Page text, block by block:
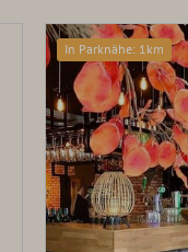
In Parknähe: 1km